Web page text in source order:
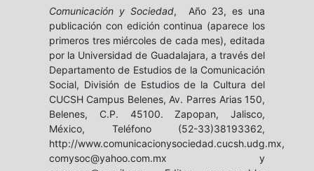
Comunicación y Sociedad, Año 23, es una
publicación con edición continua (aparece los
primeros tres miércoles de cada mes), editada
por la Universidad de Guadalajara, a través del
Departamento de Estudios de la Comunicación
Social, División de Estudios de la Cultura del
CUCSH Campus Belenes, Av. Parres Arias 150,
Belenes, C.P. 45100. Zapopan, Jalisco,
México, Teléfono (52-33)38193362,
http://www.comunicacionysociedad.cucsh.udg.mx,
comysoc@yahoo.com.mx y